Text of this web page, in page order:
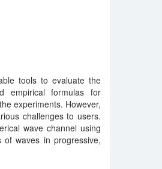
tools to evaluate the
empirical formulas for
experiments. However,
challenges to users.
wave channel using
waves in progressive,